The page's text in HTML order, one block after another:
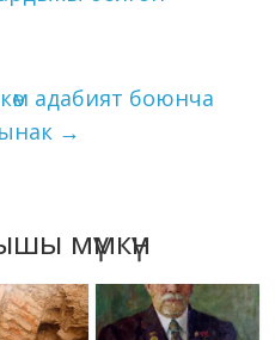
ki
адабият боюнча
→
мүмкүн